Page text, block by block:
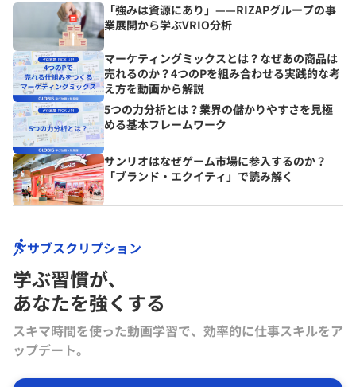
「強みは資源にあり」——RIZAPグループの事
業展開から学ぶVRIO分析
マーケティングミックスとは？なぜあの商品は
売れるのか？4つのPを組み合わせる実践的な考
え方を動画から解説
5つの力分析とは？業界の儲かりやすさを見極
める基本フレームワーク
サンリオはなぜゲーム市場に参入するのか？
「ブランド・エクイティ」で読み解く
サブスクリプション
学ぶ習慣が､
あなたを強くする
スキマ時間を使った動画学習で、効率的に仕事スキルをア
ップデート。